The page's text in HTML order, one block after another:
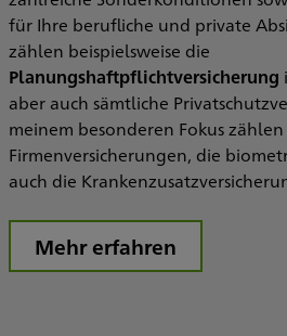
für Ihre berufliche und private
zählen beispielsweise die
Planungshaftpflichtversicherung
aber auch sämtliche
meinem besonderen Fokus
Firmenversicherungen, die
auch die
Mehr erfahren